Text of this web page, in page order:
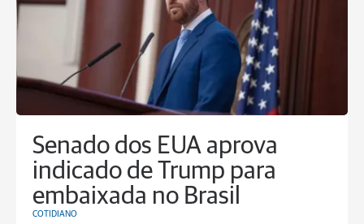
Senado dos EUA aprova
indicado de Trump para
embaixada no Brasil
COTIDIANO